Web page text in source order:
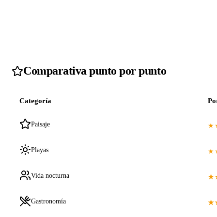
Comparativa punto por punto
Categoría
Paisaje
Playas
Vida nocturna
Gastronomía